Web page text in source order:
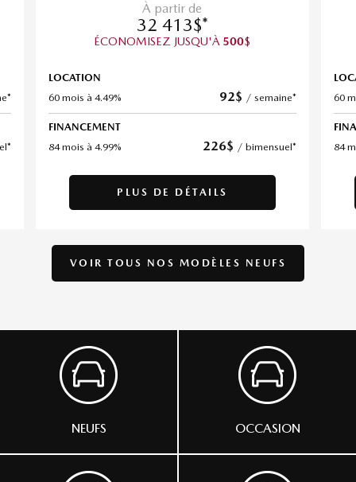
À partir de
32 413$*
ÉCONOMISEZ JUSQU'À 500$
LOCATION
60 mois à 4.49%
92$ / semaine*
FINANCEMENT
84 mois à 4.99%
226$ / bimensuel*
PLUS DE DÉTAILS
60
84
VOIR TOUS NOS MODÈLES NEUFS
NEUFS OCCASION